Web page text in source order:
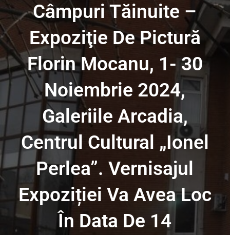
Câmpuri Tăinuite –
Expoziţie De Pictură
Florin Mocanu, 1- 30
Noiembrie 2024,
Galeriile Arcadia,
Centrul Cultural „Ionel
Perlea”. Vernisajul
Expoziției Va Avea Loc
În Data De 14